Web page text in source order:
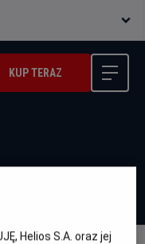
KUP TERAZ
Helios S.A. oraz jej